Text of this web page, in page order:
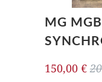
MG
150,00 €